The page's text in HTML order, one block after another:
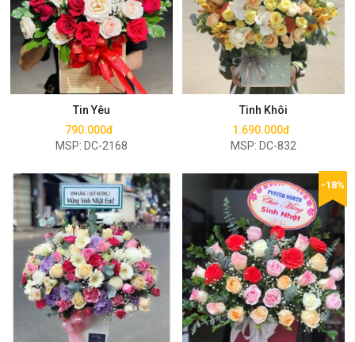
Tin Yêu
790.000đ
MSP: DC-2168
Mua ngay
Tinh Khôi
1.690.000đ
MSP: DC-832
Mua ngay
-18%